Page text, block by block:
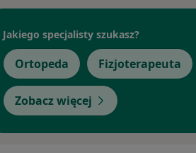
Jakiego specjalisty szukasz?
Ortopeda Fizjoterapeuta
Zobacz więcej